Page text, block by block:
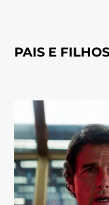
PAIS E